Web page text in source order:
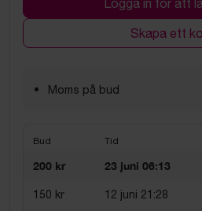
Logga in för att
Skapa ett
Moms på bud
Bud Tid
200 kr 23 juni 06:13
150 kr 12 juni 21:28